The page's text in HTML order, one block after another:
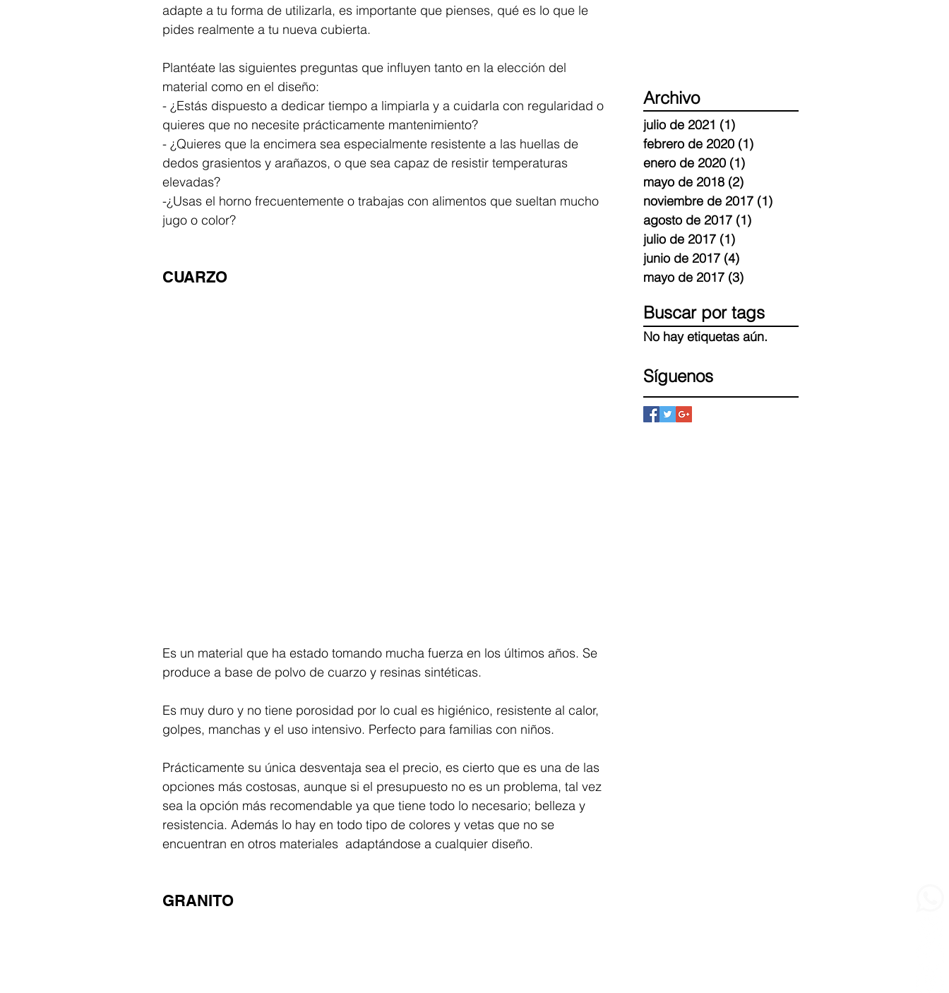
adapte a tu forma de utilizarla, es importante que pienses, qué es lo que le
pides realmente a tu nueva cubierta.
Plantéate las siguientes preguntas que influyen tanto en la elección del
material como en el diseño:​
- ¿Estás dispuesto a dedicar tiempo a limpiarla y a cuidarla con regularidad o
quieres que no necesite prácticamente mantenimiento?
- ¿Quieres que la encimera sea especialmente resistente a las huellas de
dedos grasientos y arañazos, o que sea capaz de resistir temperaturas
elevadas?
-¿Usas el horno frecuentemente o trabajas con alimentos que sueltan mucho
jugo o color?
CUARZO
Es un material que ha estado tomando mucha fuerza en los últimos años. Se
produce a base de polvo de cuarzo y resinas sintéticas.
Es muy duro y no tiene porosidad por lo cual es higiénico, resistente al calor,
golpes, manchas y el uso intensivo. Perfecto para familias con niños.
Prácticamente su única desventaja sea el precio, es cierto que es una de las
opciones más costosas, aunque si el presupuesto no es un problema, tal vez
sea la opción más recomendable ya que tiene todo lo necesario; belleza y
resistencia. Además lo hay en todo tipo de colores y vetas que no se
encuentran en otros materiales  adaptándose a cualquier diseño.
GRANITO
Archivo
julio de 2021 (1)
febrero de 2020 (1)
enero de 2020 (1)
mayo de 2018 (2)
noviembre de 2017 (1)
agosto de 2017 (1)
julio de 2017 (1)
junio de 2017 (4)
mayo de 2017 (3)
Buscar por tags
No hay etiquetas aún.
Síguenos